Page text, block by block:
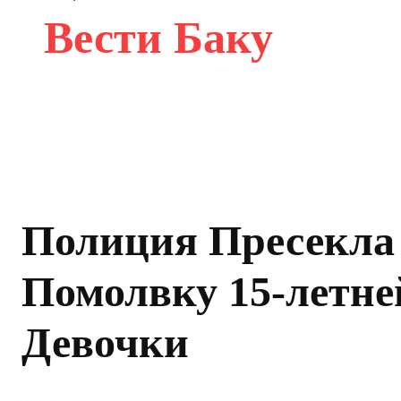
Вести Баку
Полиция Пресекла
Помолвку 15-
Девочки